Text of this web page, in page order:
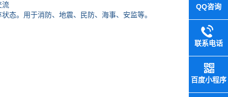
流
。用于消防、地震、民防、海事、安监等。
QQ咨询
联系电话
百度小程序